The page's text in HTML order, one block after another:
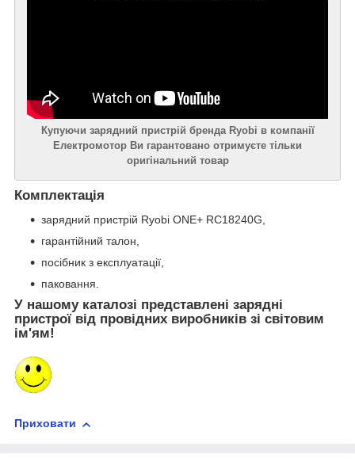
Купуючи зарядний пристрій бренда Ryobi в компанії
Електромотор Ви гарантовано отримуєте тільки
оригінальний товар
Комплектація
зарядний пристрій Ryobi ONE+ RC18240G,
гарантійний талон,
посібник з експлуатації,
паковання.
У нашому каталозі представлені зарядні
пристрої від провідних виробників зі світовим
ім'ям!
Приховати